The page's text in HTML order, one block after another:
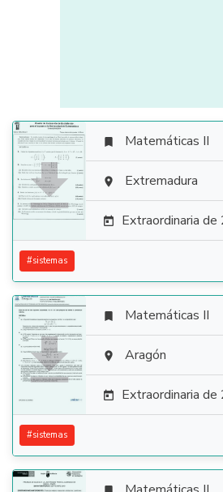

 Matemáticas II
 Extremadura
 Extraordinaria
#sistemas

 Matemáticas II
 Aragón
 Extraordinaria
#sistemas